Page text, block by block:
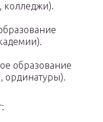
колледжи).
образование
ординатуры).